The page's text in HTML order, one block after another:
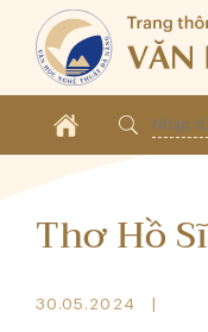
Thơ Hồ
30.05.2024